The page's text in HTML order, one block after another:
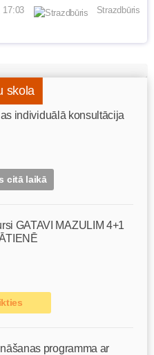
17:03 Strazdbūris
skola
individuālā konsultācija
citā laikā
GATAVI MAZULIM 4+1
programma ar